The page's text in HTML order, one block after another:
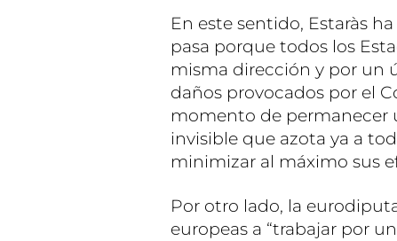
En este sentido, Estaràs
pasa porque todos los
misma dirección y por un
daños provocados por el
momento de permanecer
invisible que azota ya a
minimizar al máximo sus
Por otro lado, la
europeas a “trabajar por